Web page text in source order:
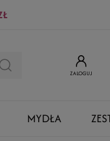
ZALOGUJ
MYDŁA